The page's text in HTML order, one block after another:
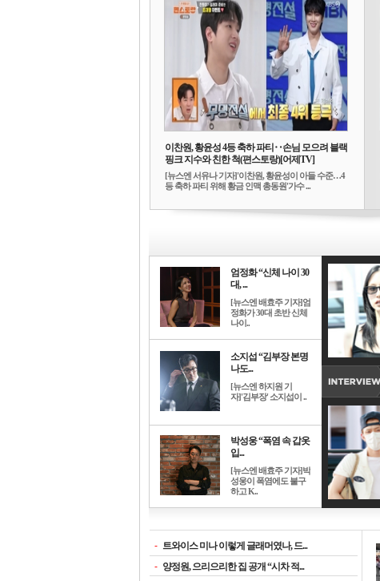
이찬원, 황윤성 4등 축하 파티‥손님 모으려 블랙
핑크 지수와 친한 척(편스토랑)[어제TV]
[뉴스엔 서유나 기자]'이찬원, 황윤성이 아들 수준…4
등 축하 파티 위해 황금 인맥 총동원'가수 ...
엄정화 “신체 나이 30
대, ...
[뉴스엔 배효주 기자]엄
정화가 30대 초반 신체
나이..
소지섭 “김부장 본명
나도...
[뉴스엔 하지원 기
자]'김부장' 소지섭이 ..
박성웅 “폭염 속 갑옷
입...
[뉴스엔 배효주 기자]박
성웅이 폭염에도 불구
하고 K..
- 트와이스 미나 이렇게 글래머였나, 드...
- 양정원, 으리으리한 집 공개 “시차 적...